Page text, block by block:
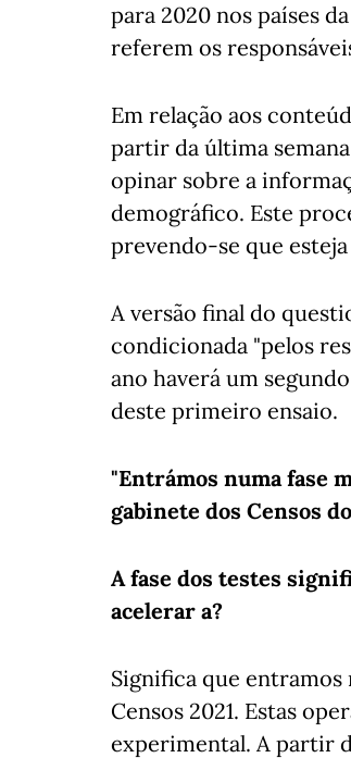
para 2020 nos países
referem os
Em relação aos
partir da última
opinar sobre a
demográfico. Este
prevendo-se que
A versão final do
condicionada "pelos
ano haverá um
deste primeiro ensaio.
"Entrámos numa fase
gabinete dos Censos
A fase dos testes
acelerar a?
Significa que entramos
Censos 2021. Estas
experimental. A partir